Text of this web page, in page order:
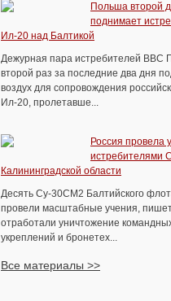
Польша второй
поднимает
Ил-20 над Балтикой
Дежурная пара истребителей ВВС
второй раз за последние два дня
воздух для сопровождения
Ил-20, пролетавше...
Россия провела
истребителями
Калининградской области
Десять Су-30СМ2 Балтийского
провели масштабные учения,
отработали уничтожение
укреплений и бронетех...
Все материалы >>